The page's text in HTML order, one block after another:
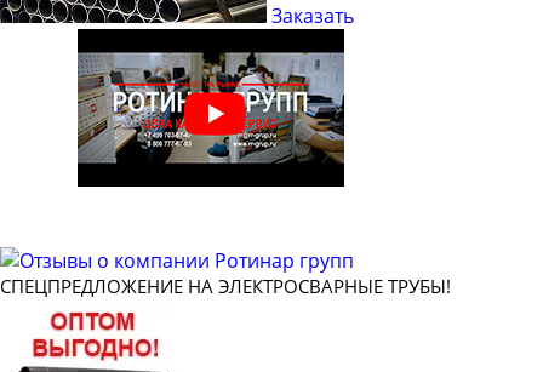
Труба электросварная 32
Труба электросварная 35
Труба электросварная 38
Труба электросварная 40
Труба электросварная 48
Труба электросварная 51
Труба электросварная 57
Труба электросварная 60
Заказать
СПЕЦПРЕДЛОЖЕНИЕ НА ЭЛЕКТРОСВАРНЫЕ ТРУБЫ!